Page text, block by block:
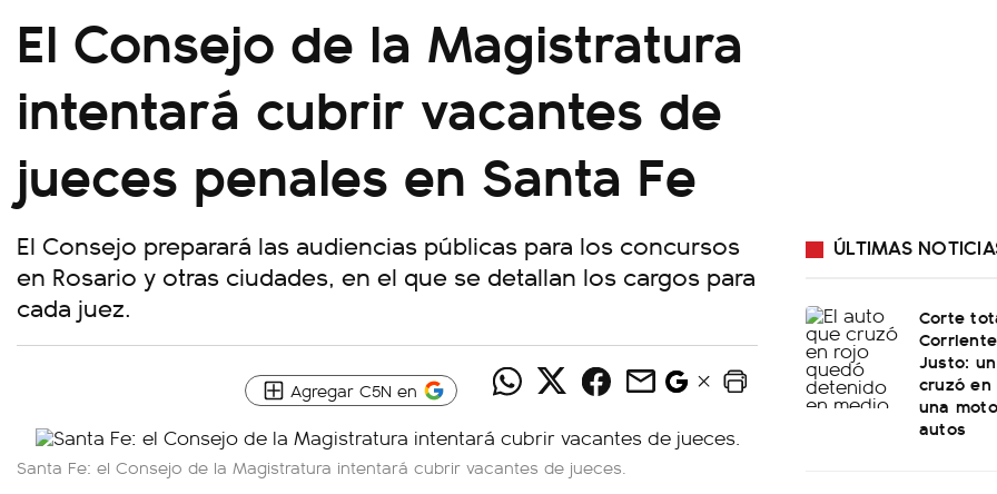
El Consejo de la Magistratura
intentará cubrir vacantes de
jueces penales en Santa Fe
El Consejo preparará las audiencias públicas para los concursos
en Rosario y otras ciudades, en el que se detallan los cargos para
cada juez.
Agregar C5N en
Santa Fe: el Consejo de la Magistratura intentará cubrir vacantes de jueces.
ÚLTIMAS
Corte
Justo:
cruzó en
una
autos